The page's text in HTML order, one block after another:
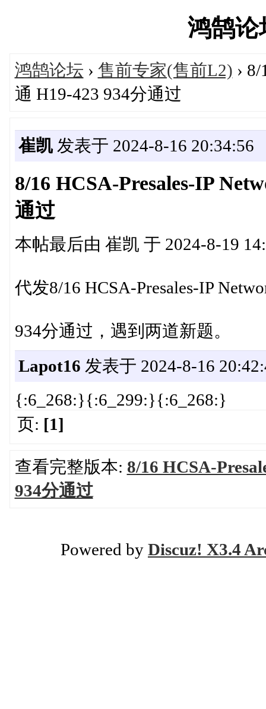
鸿鹄论
鸿鹄论坛 › 售前专家(售前L2) ›
通 H19-423 934分通过
崔凯发表于 2024-8-16 20:34:56
8/16 HCSA-Presales-IP
通过
本帖最后由 崔凯 于 2024-8-19
代发8/16 HCSA-Presales-IP
934分通过，遇到两道新题。
Lapot16 发表于 2024-8-16
{:6_268:}{:6_299:}{:6_268:}
页: [1]
查看完整版本: 8/16 HCSA-
934分通过
Powered by Discuz! X3.4